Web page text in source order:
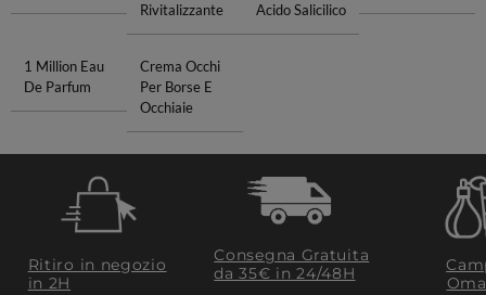
Rivitalizzante
Acido Salicilico
1 Million Eau
De Parfum
Crema Occhi
Per Borse E
Occhiaie
Ritiro in negozio
in 2H
Consegna Gratuita
da 35€​ in 24/48H